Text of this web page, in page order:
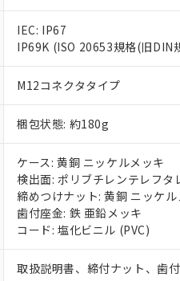
IEC: IP67
IP69K (ISO 20653規格(旧DIN
M12コネクタタイプ
梱包状態: 約180g
ケース: 黄銅 ニッケルメッキ
検出面: ポリブチレンテレフタ
締めつけナット: 黄銅 ニッケル
歯付座金: 鉄 亜鉛メッキ
コード: 塩化ビニル (PVC)
取扱説明書、締付ナット、歯